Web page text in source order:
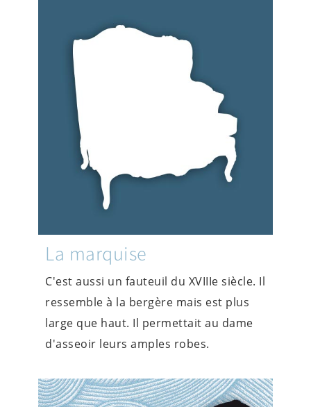
La marquise
C'est aussi un fauteuil du XVIIIe siècle. Il
ressemble à la bergère mais est plus
large que haut. Il permettait au dame
d'asseoir leurs amples robes.